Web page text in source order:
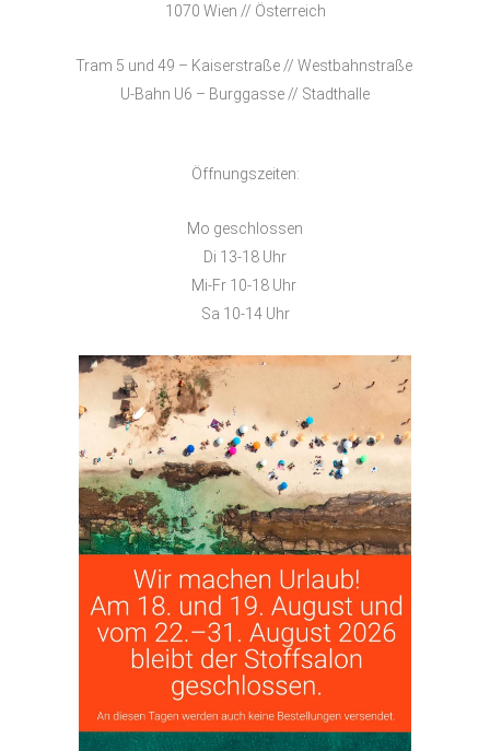
1070 Wien // Österreich
Tram 5 und 49 – Kaiserstraße // Westbahnstraße
U-Bahn U6 – Burggasse // Stadthalle
Öffnungszeiten:
Mo geschlossen
Di 13-18 Uhr
Mi-Fr 10-18 Uhr
Sa 10-14 Uhr